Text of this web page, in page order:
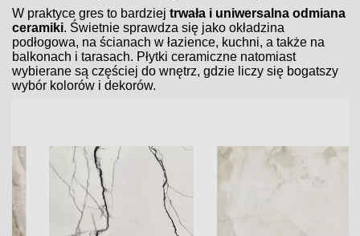
W praktyce gres to bardziejtrwała i uniwersalna odmiana
ceramiki. Świetnie sprawdza się jako okładzina
podłogowa, na ścianach w łazience, kuchni, a także na
balkonach i tarasach. Płytki ceramiczne natomiast
wybierane są częściej do wnętrz, gdzie liczy się bogatszy
wybór kolorów i dekorów.